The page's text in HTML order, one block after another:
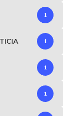
1
1
1
1